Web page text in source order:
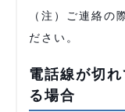
（注）ご連絡の
ださい。
電話線が切
る場合